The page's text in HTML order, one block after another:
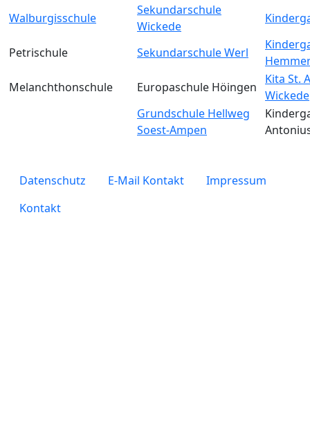
Walburgisschule
Sekundarschule
Wickede
Petrischule Sekundarschule Werl
Melanchthonschule
Europaschule Höingen
Kita St.
Wickede
Grundschule Hellweg
Soest-Ampen
legals
Datenschutz E-Mail Kontakt
Impressum
Kontakt